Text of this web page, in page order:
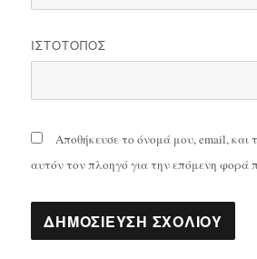
ΙΣΤΌΤΟΠΟΣ
Αποθήκευσε το όνομά μου, email, και
αυτόν τον πλοηγό για την επόμενη φορά